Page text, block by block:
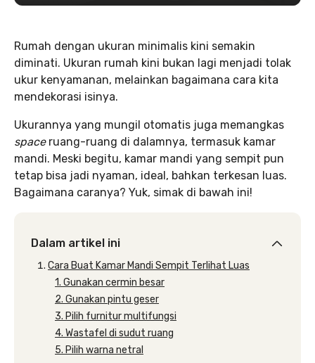
Rumah dengan ukuran minimalis kini semakin
diminati. Ukuran rumah kini bukan lagi menjadi tolak
ukur kenyamanan, melainkan bagaimana cara kita
mendekorasi isinya.
Ukurannya yang mungil otomatis juga memangkas
spaceruang-ruang di dalamnya, termasuk kamar
mandi. Meski begitu, kamar mandi yang sempit pun
tetap bisa jadi nyaman, ideal, bahkan terkesan luas.
Bagaimana caranya? Yuk, simak di bawah ini!
Dalam artikel ini
Cara Buat Kamar Mandi Sempit Terlihat Luas
1. Gunakan cermin besar
2. Gunakan pintu geser
3. Pilih furnitur multifungsi
4. Wastafel di sudut ruang
5. Pilih warna netral